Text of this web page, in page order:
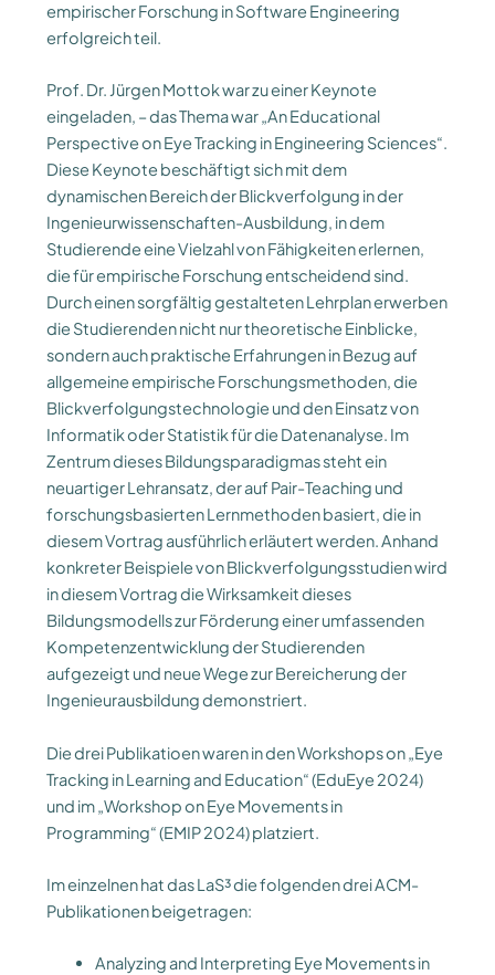
empirischer Forschung in Software Engineering
erfolgreich teil.
Prof. Dr. Jürgen Mottok war zu einer Keynote
eingeladen, – das Thema war „An Educational
Perspective on Eye Tracking in Engineering Sciences“.
Diese Keynote beschäftigt sich mit dem
dynamischen Bereich der Blickverfolgung in der
Ingenieurwissenschaften-Ausbildung, in dem
Studierende eine Vielzahl von Fähigkeiten erlernen,
die für empirische Forschung entscheidend sind.
Durch einen sorgfältig gestalteten Lehrplan erwerben
die Studierenden nicht nur theoretische Einblicke,
sondern auch praktische Erfahrungen in Bezug auf
allgemeine empirische Forschungsmethoden, die
Blickverfolgungstechnologie und den Einsatz von
Informatik oder Statistik für die Datenanalyse. Im
Zentrum dieses Bildungsparadigmas steht ein
neuartiger Lehransatz, der auf Pair-Teaching und
forschungsbasierten Lernmethoden basiert, die in
diesem Vortrag ausführlich erläutert werden. Anhand
konkreter Beispiele von Blickverfolgungsstudien wird
in diesem Vortrag die Wirksamkeit dieses
Bildungsmodells zur Förderung einer umfassenden
Kompetenzentwicklung der Studierenden
aufgezeigt und neue Wege zur Bereicherung der
Ingenieurausbildung demonstriert.
Die drei Publikatioen waren in den Workshops on „Eye
Tracking in Learning and Education“ (EduEye 2024)
und im „Workshop on Eye Movements in
Programming“ (EMIP 2024) platziert.
Im einzelnen hat das LaS³ die folgenden drei ACM-
Publikationen beigetragen:
Analyzing and Interpreting Eye Movements in